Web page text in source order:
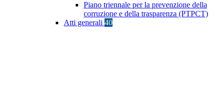
Piano triennale per la prevenzione della
corruzione e della trasparenza (PTPCT)
Atti generali 40